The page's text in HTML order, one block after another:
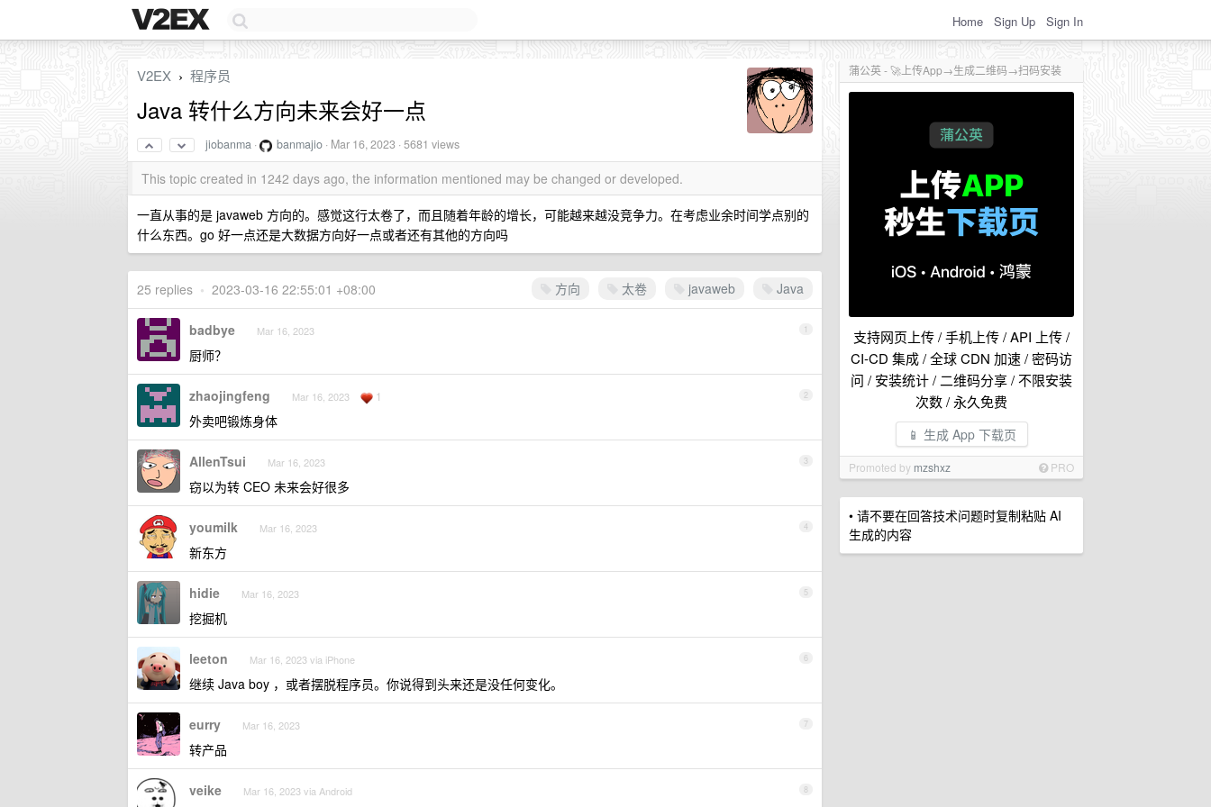
Home Sign Up Sign In
蒲公英 - 🚀上传App→生成二维码→扫码安装
支持网页上传 / 手机上传 / API 上传 /
CI-CD 集成 / 全球 CDN 加速 / 密码访
问 / 安装统计 / 二维码分享 / 不限安装
次数 / 永久免费
📱 生成 App 下载页
Promoted by mzshxz PRO
• 请不要在回答技术问题时复制粘贴 AI
生成的内容
V2EX › 程序员
Java 转什么方向未来会好一点
jiobanma · banmajio · Mar 16, 2023 · 5681 views
This topic created in 1242 days ago, the information mentioned may be changed or developed.
一直从事的是 javaweb 方向的。感觉这行太卷了，而且随着年龄的增长，可能越来越没竞争力。在考虑业余时间学点别的
什么东西。go 好一点还是大数据方向好一点或者还有其他的方向吗
方向 太卷 javaweb Java
25 replies • 2023-03-16 22:55:01 +08:00
1
badbye Mar 16, 2023
厨师？
2
zhaojingfeng Mar 16, 2023 1
外卖吧锻炼身体
3
AllenTsui Mar 16, 2023
窃以为转 CEO 未来会好很多
4
youmilk Mar 16, 2023
新东方
5
hidie Mar 16, 2023
挖掘机
6
leeton Mar 16, 2023 via iPhone
继续 Java boy ，或者摆脱程序员。你说得到头来还是没任何变化。
7
eurry Mar 16, 2023
转产品
8
veike Mar 16, 2023 via Android